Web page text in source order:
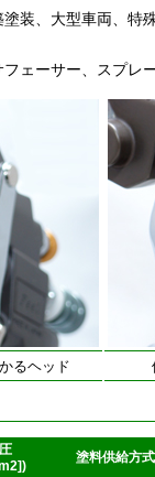
装、大型車両、特
ェーサー、スプレ
るヘッド
塗料供給方式